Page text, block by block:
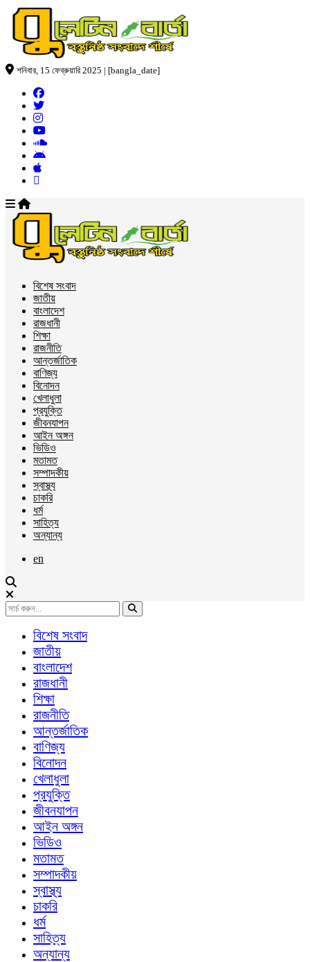
শনিবার, 15 ফেব্রুয়ারি 2025 | [bangla_date]
বিশেষ সংবাদ
জাতীয়
বাংলাদেশ
রাজধানী
শিক্ষা
রাজনীতি
আন্তর্জাতিক
বাণিজ্য
বিনোদন
খেলাধুলা
প্রযুক্তি
জীবনযাপন
আইন অঙ্গন
ভিডিও
মতামত
সম্পাদকীয়
স্বাস্থ্য
চাকরি
ধর্ম
সাহিত্য
অন্যান্য
en
বিশেষ সংবাদ
জাতীয়
বাংলাদেশ
রাজধানী
শিক্ষা
রাজনীতি
আন্তর্জাতিক
বাণিজ্য
বিনোদন
খেলাধুলা
প্রযুক্তি
জীবনযাপন
আইন অঙ্গন
ভিডিও
মতামত
সম্পাদকীয়
স্বাস্থ্য
চাকরি
ধর্ম
সাহিত্য
অন্যান্য